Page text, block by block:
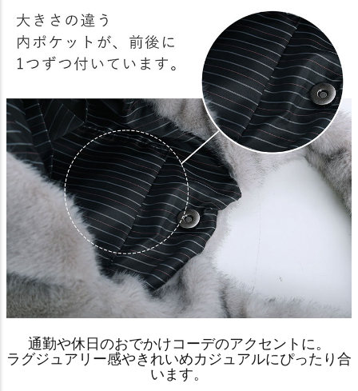
通勤や休日のおでかけコーデのアクセントに。
ラグジュアリー感やきれいめカジュアルにぴったり合
います。